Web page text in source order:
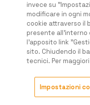
invece su
modificare in ogni
cookie attraverso il
presente all'interno
l'apposito link
sito. Chiudendo il
tecnici. Per
Impostazioni